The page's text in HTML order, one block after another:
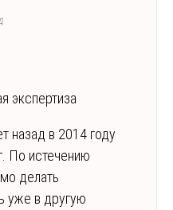
экспертиза
назад в 2014 году
По истечению
делать
уже в другую